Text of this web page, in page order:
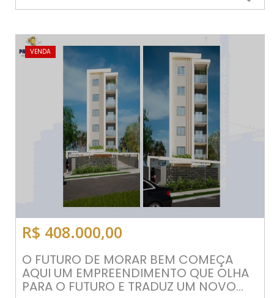
VENDA
R$ 408.000,00
O FUTURO DE MORAR BEM COMEÇA
AQUI UM EMPREENDIMENTO QUE OLHA
PARA O FUTURO E TRADUZ UM NOVO...